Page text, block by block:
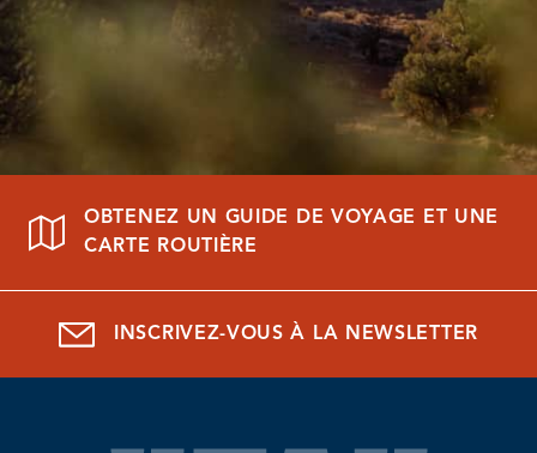
OBTENEZ UN GUIDE DE VOYAGE ET UNE
CARTE ROUTIÈRE
INSCRIVEZ-VOUS À LA NEWSLETTER